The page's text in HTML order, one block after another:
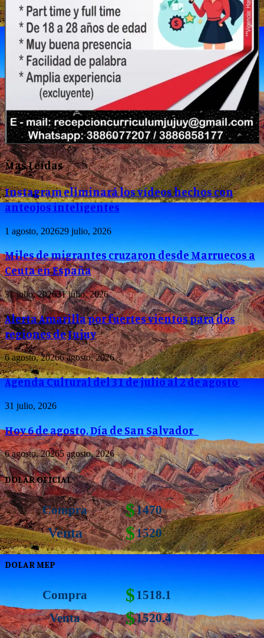
Mas Leídas
Instagram eliminará los vídeos hechos con
anteojos inteligentes
1 agosto, 202629 julio, 2026
Miles de migrantes cruzaron desde Marruecos a
Ceuta en España
31 julio, 202631 julio, 2026
Alerta Amarilla por fuertes vientos para dos
regiones de Jujuy
6 agosto, 20266 agosto, 2026
Agenda Cultural del 31 de julio al 2 de agosto
31 julio, 2026
Hoy 6 de agosto, Día de San Salvador
6 agosto, 20265 agosto, 2026
DOLAR OFICIAL
Compra $1470
Venta $1520
DOLAR MEP
Compra $1518.1
Venta
$1520.4